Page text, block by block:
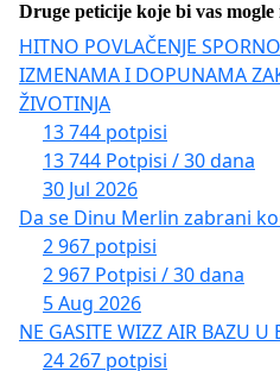
Druge peticije koje bi vas mogle
HITNO POVLAČENJE
IZMENAMA I DOPUNAMA
ŽIVOTINJA
13 744 potpisi
13 744 Potpisi / 30 dana
30 Jul 2026
Da se Dinu Merlin zabrani
2 967 potpisi
2 967 Potpisi / 30 dana
5 Aug 2026
NE GASITE WIZZ AIR BAZU U
24 267 potpisi